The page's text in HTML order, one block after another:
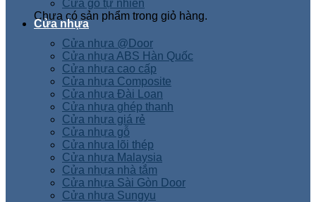
Chưa có sản phẩm trong giỏ hàng.
Cửa gỗ tự nhiên
Cửa nhựa
Cửa nhựa @Door
Cửa nhựa ABS Hàn Quốc
Cửa nhựa cao cấp
Cửa nhựa Composite
Cửa nhựa Đài Loan
Cửa nhựa ghép thanh
Cửa nhựa giá rẻ
Cửa nhựa gỗ
Cửa nhựa lõi thép
Cửa nhựa Malaysia
Cửa nhựa nhà tắm
Cửa nhựa Sài Gòn Door
Cửa nhựa Sungyu